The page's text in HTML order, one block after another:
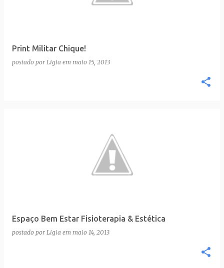
Print Militar Chique!
postado por Ligia em maio 15, 2013
Espaço Bem Estar Fisioterapia & Estética
postado por Ligia em maio 14, 2013